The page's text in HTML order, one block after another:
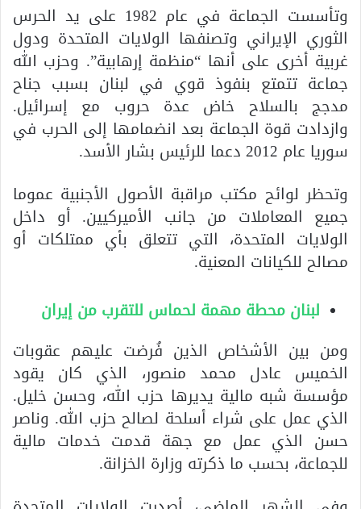
وتأسست الجماعة في عام 1982 على يد الحرس
الثوري الإيراني وتصنفها الولايات المتحدة ودول
غربية أخرى على أنها “منظمة إرهابية”. وحزب الله
جماعة تتمتع بنفوذ قوي في لبنان بسبب جناح
مدجج بالسلاح خاض عدة حروب مع إسرائيل.
وازدادت قوة الجماعة بعد انضمامها إلى الحرب في
سوريا عام 2012 دعما للرئيس بشار الأسد.
وتحظر لوائح مكتب مراقبة الأصول الأجنبية عموما
جميع المعاملات من جانب الأميركيين. أو داخل
الولايات المتحدة، التي تتعلق بأي ممتلكات أو
مصالح للكيانات المعنية.
لبنان محطة مهمة لحماس للتقرب من إيران
ومن بين الأشخاص الذين فُرضت عليهم عقوبات
الخميس عادل محمد منصور، الذي كان يقود
مؤسسة شبه مالية يديرها حزب الله، وحسن خليل.
الذي عمل على شراء أسلحة لصالح حزب الله. وناصر
حسن الذي عمل مع جهة قدمت خدمات مالية
للجماعة، بحسب ما ذكرته وزارة الخزانة.